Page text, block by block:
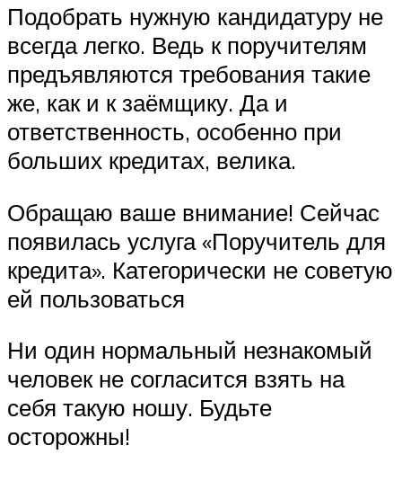
Подобрать нужную кандидатуру не
всегда легко. Ведь к поручителям
предъявляются требования такие
же, как и к заёмщику. Да и
ответственность, особенно при
больших кредитах, велика.
Обращаю ваше внимание! Сейчас
появилась услуга «Поручитель для
кредита». Категорически не советую
ей пользоваться
Ни один нормальный незнакомый
человек не согласится взять на
себя такую ношу. Будьте
осторожны!